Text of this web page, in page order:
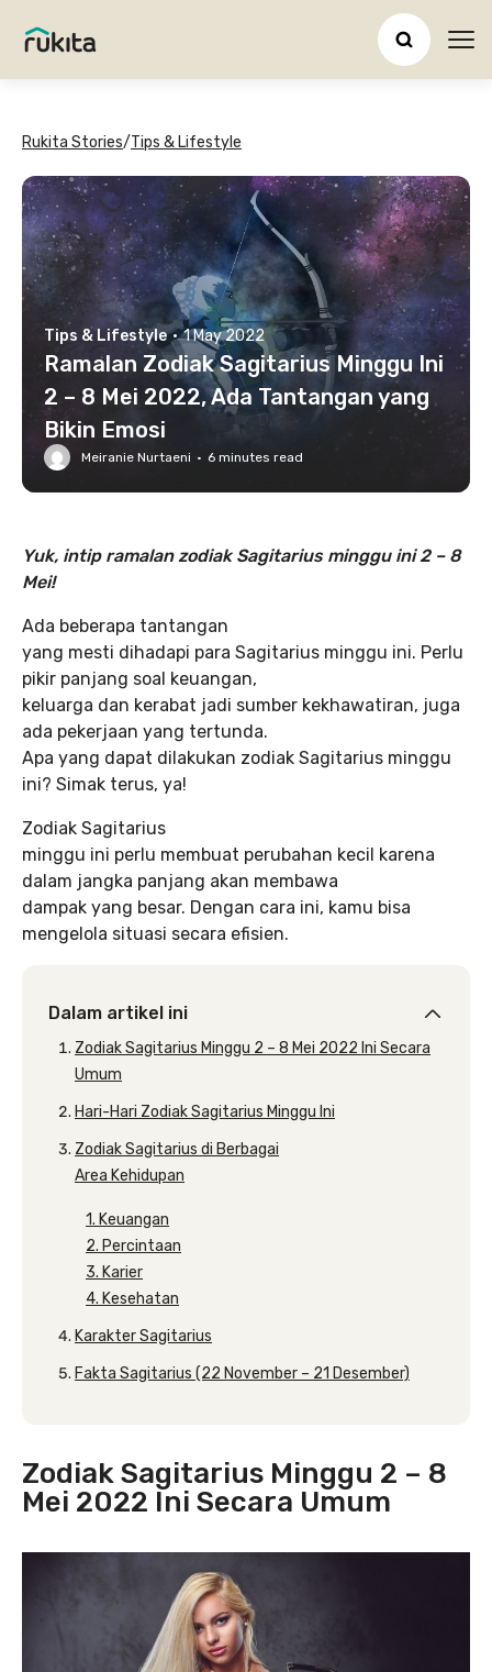
Rukita Stories/Tips & Lifestyle
Tips & Lifestyle · 1 May 2022
Ramalan Zodiak Sagitarius Minggu Ini
2 – 8 Mei 2022, Ada Tantangan yang
Bikin Emosi
Meiranie Nurtaeni · 6 minutes read
Yuk, intip ramalan zodiak Sagitarius minggu ini 2 – 8
Mei!
Ada beberapa tantangan
yang mesti dihadapi para Sagitarius minggu ini. Perlu
pikir panjang soal keuangan,
keluarga dan kerabat jadi sumber kekhawatiran, juga
ada pekerjaan yang tertunda.
Apa yang dapat dilakukan zodiak Sagitarius minggu
ini? Simak terus, ya!
Zodiak Sagitarius
minggu ini perlu membuat perubahan kecil karena
dalam jangka panjang akan membawa
dampak yang besar. Dengan cara ini, kamu bisa
mengelola situasi secara efisien.
Dalam artikel ini
Zodiak Sagitarius Minggu 2 – 8 Mei 2022 Ini Secara
Umum
Hari-Hari Zodiak Sagitarius Minggu Ini
Zodiak Sagitarius di Berbagai
Area Kehidupan
1. Keuangan
2. Percintaan
3. Karier
4. Kesehatan
Karakter Sagitarius
Fakta Sagitarius (22 November – 21 Desember)
Zodiak Sagitarius Minggu 2 – 8
Mei 2022 Ini Secara Umum